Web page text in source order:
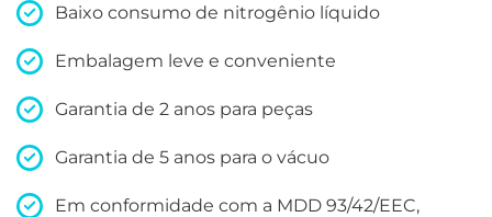
Baixo consumo de nitrogênio líquido
Embalagem leve e conveniente
Garantia de 2 anos para peças
Garantia de 5 anos para o vácuo
Em conformidade com a MDD 93/42/EEC,